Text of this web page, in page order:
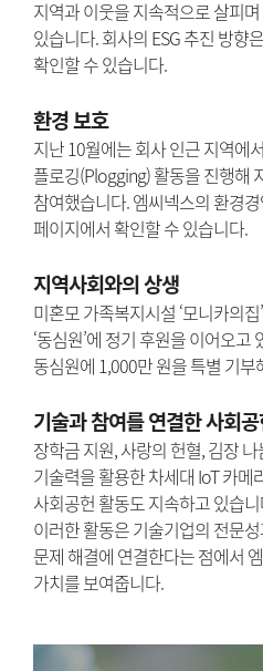
지역과 이웃을 지속적으로 살피
있습니다. 회사의 ESG 추진 방향은
확인할 수 있습니다.
환경 보호
지난 10월에는 회사 인근 지역에
플로깅(Plogging) 활동을 진행해
참여했습니다. 엠씨넥스의 환경
페이지에서 확인할 수 있습니다.
지역사회와의 상생
미혼모 가족복지시설 ‘모니카의
‘동심원’에 정기 후원을 이어오고
동심원에 1,000만 원을 특별 기
기술과 참여를 연결한 사회
장학금 지원, 사랑의 헌혈, 김장
기술력을 활용한 차세대 IoT 카메
사회공헌 활동도 지속하고 있습
이러한 활동은 기술기업의 전문
문제 해결에 연결한다는 점에서
가치를 보여줍니다.